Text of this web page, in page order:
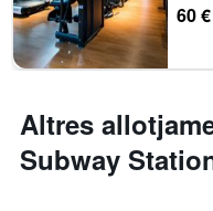
60 €
Altres
Subway